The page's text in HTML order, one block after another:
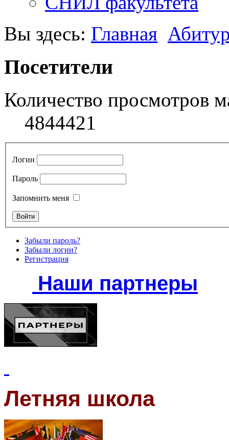
Вы здесь: Главная
Посетители
Количество просмотров
4844421
Логин
Пароль
Запомнить меня
Забыли пароль?
Забыли логин?
Регистрация
Наши партнеры
Летняя школа